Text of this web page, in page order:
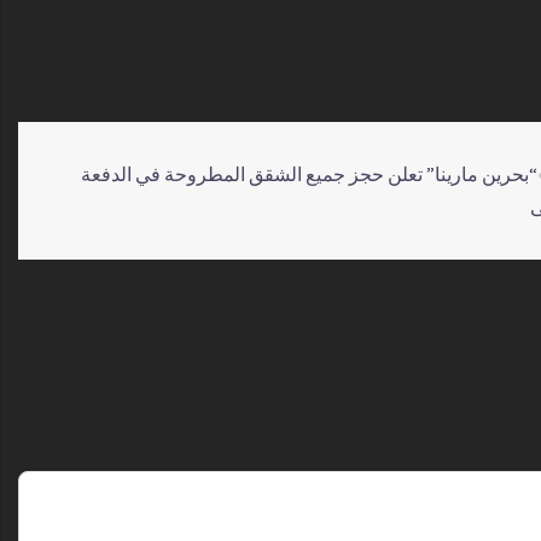
“بحرين مارينا” تعلن حجز جميع الشقق المطروحة في الدفعة